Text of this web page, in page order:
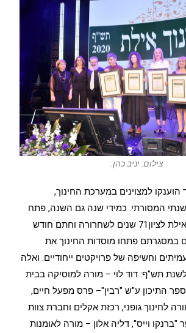
צילום: יניב כהן.
הוענקו למצוינים במערכת החינוך,
המסורתי. כמידי שנה גם השנה, פתח
הטקס את חגיגות אילת לציון71 שנים לשחרורה וחתם חודש
במסגרתם פתחו מוסדות החינוך את
וחשיפה של פרויקטים ייחודיים. ואלה
תש"ף: דוד לוי – מורה למוסיקה בבית
התיכון ע"ש "רבין"– פרס מפעל חיים,
לחינוך גופני, רכזת אקלים וחברת צוות
וייס", דליה אלון – מורה לאומנות